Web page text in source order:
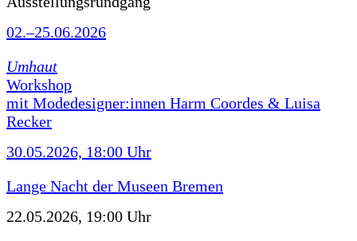
02.–25.06.2026
Umhaut
Workshop
mit Modedesigner:innen Harm Coordes & Luisa
Recker
30.05.2026, 18:00 Uhr
Lange Nacht der Museen Bremen
22.05.2026, 19:00 Uhr